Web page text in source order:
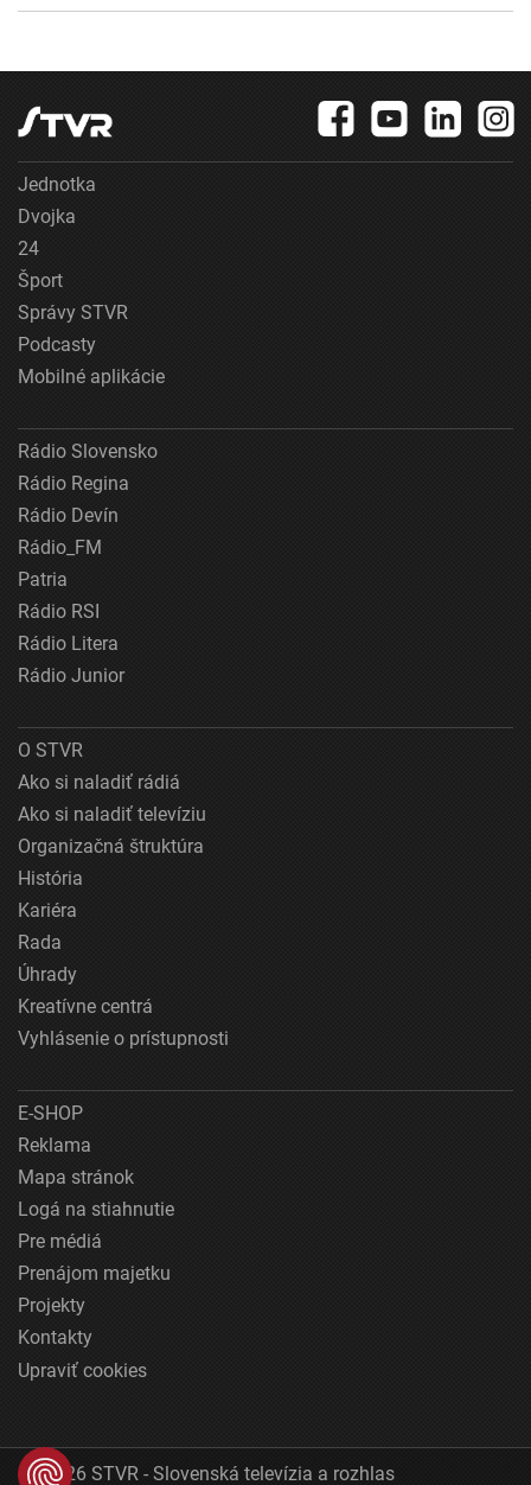
Jednotka
Dvojka
24
Šport
Správy STVR
Podcasty
Mobilné aplikácie
Rádio Slovensko
Rádio Regina
Rádio Devín
Rádio_FM
Patria
Rádio RSI
Rádio Litera
Rádio Junior
O STVR
Ako si naladiť rádiá
Ako si naladiť televíziu
Organizačná štruktúra
História
Kariéra
Rada
Úhrady
Kreatívne centrá
Vyhlásenie o prístupnosti
E-SHOP
Reklama
Mapa stránok
Logá na stiahnutie
Pre médiá
Prenájom majetku
Projekty
Kontakty
Upraviť cookies
© 2026 STVR - Slovenská televízia a rozhlas